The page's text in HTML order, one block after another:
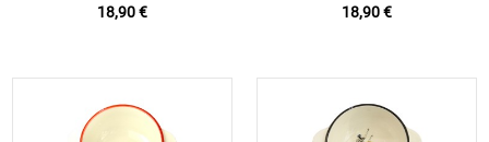
Prix
18,90 €
Prix
18,90 €